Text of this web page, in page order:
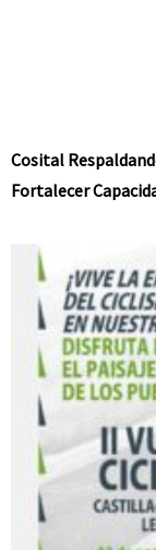
Cosital
Fortalecer